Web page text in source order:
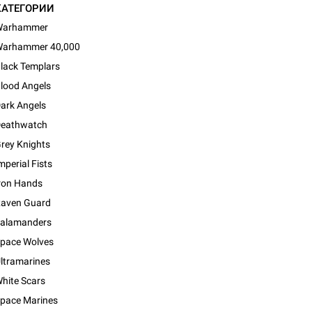
40,000
Templars
Angels
Angels
Knights
Fists
Hands
Guard
Wolves
Scars
Marines